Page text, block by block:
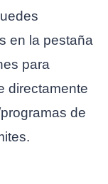
en la pestaña
para
directamente
de